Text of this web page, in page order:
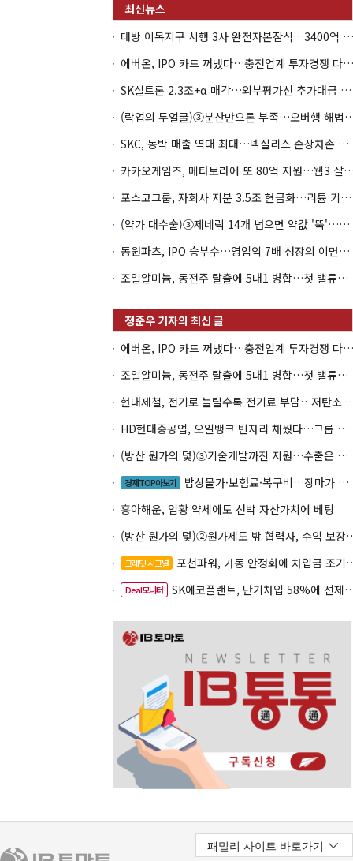
대방 이목지구 시행 3사 완전자본잠식…3400억 PF는 그룹 신용으로
에버온, IPO 카드 꺼냈다…충전업계 투자경쟁 다시 불붙나
SK실트론 2.3조+α 매각…외부평가선 추가대금 가치 '0원'
(락업의 두얼굴)③분산만으론 부족
SKC, 동박 매출 역대 최대…넥실리스 손상차손 악순환 끊나
카카오게임즈, 메타보라에 또 80억
포스코그룹, 자회사 지분 3.5조 현금화…리튬 키우고 오버행 부담
(약가 대수술)③제네릭 14개 넘으면 약값 '뚝'…등재전략 혼선
동원파츠, IPO 승부수…영업익 7배 성장의 이면은 고객 편중
조일알미늄, 동전주 탈출에 5대1 병합…첫 밸류업 성패는 본업
에버온, IPO 카드 꺼냈다…충전업계 투자경쟁 다시 불붙나
조일알미늄, 동전주 탈출에 5대1 병합…첫 밸류업 성패는 본업
현대제철, 전기로 늘릴수록
HD현대중공업, 오일뱅크 빈자리 채웠다…그룹 배당 핵심축 부상
(방산 원가의 덫)③기술개발까진 지원…수출은 각자도생
경제TOP아보기
밥상물가·보험료·복구비…장마가 내미는 청구서
흥아해운, 업황 약세에도 선박 자산가치에 베팅
(방산 원가의 덫)②원가제
크레딧 시그널 포천파워, 가동 안정화에 차입금 조기상환 속도
Deal모니터 SK에코플랜트, 단기차입 58%에 선제 차환 카드